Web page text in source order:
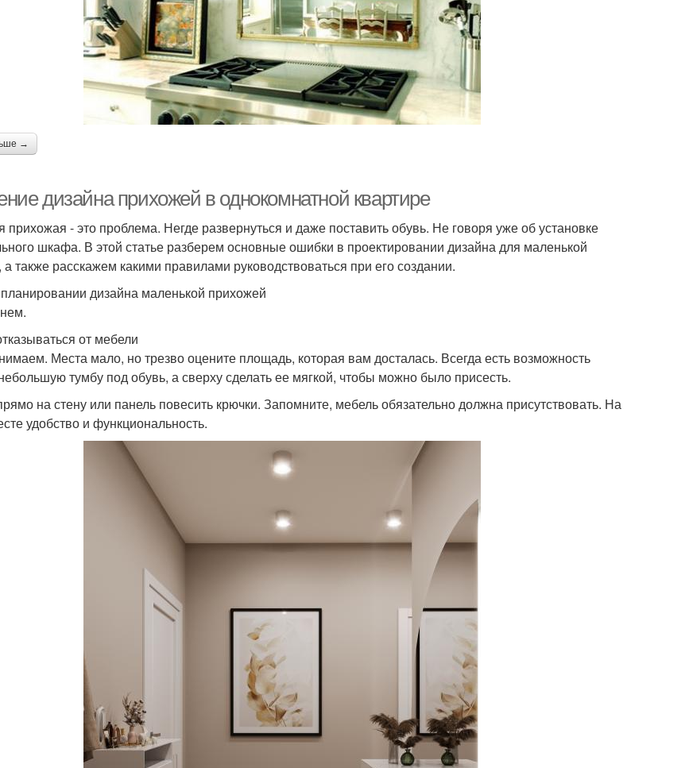
→
дизайна прихожей в однокомнатной квартире
прихожая - это проблема. Негде развернуться и даже поставить обувь. Не говоря уже об установке
шкафа. В этой статье разберем основные ошибки в проектировании дизайна для маленькой
также расскажем какими правилами руководствоваться при его создании.
дизайна маленькой прихожей
от мебели
Места мало, но трезво оцените площадь, которая вам досталась. Всегда есть возможность
тумбу под обувь, а сверху сделать ее мягкой, чтобы можно было присесть.
на стену или панель повесить крючки. Запомните, мебель обязательно должна присутствовать. На
удобство и функциональность.